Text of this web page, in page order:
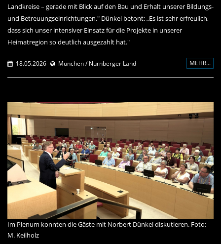
Landkreise – gerade mit Blick auf den Bau und Erhalt unserer Bildungs-
und Betreuungseinrichtungen." Dünkel betont: „Es ist sehr erfreulich,
dass sich unser intensiver Einsatz für die Projekte in unserer
Heimatregion so deutlich ausgezahlt hat."
18.05.2026 München / Nürnberger Land MEHR...
Im Plenum konnten die Gäste mit Norbert Dünkel diskutieren. Foto:
M. Keilholz